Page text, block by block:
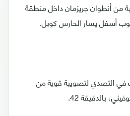
من أنطوان جريزمان داخل منطقة
أسفل يسار الحارس كوبل.
في التصدي لتصويبة قوية من
بالدقيقة 42.